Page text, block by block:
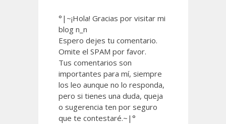
°|~¡Hola! Gracias por visitar mi
blog n_n
Espero dejes tu comentario.
Omite el SPAM por favor.
Tus comentarios son
importantes para mí, siempre
los leo aunque no lo responda,
pero si tienes una duda, queja
o sugerencia ten por seguro
que te contestaré.~|°